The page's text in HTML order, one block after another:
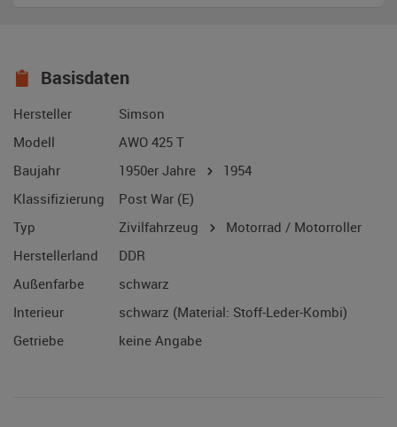
Basisdaten
Hersteller
Simson
Modell
AWO 425 T
Baujahr
1950er Jahre
1954
Klassifizierung
Post War (E)
Typ
Zivilfahrzeug
Motorrad / Motorroller
Herstellerland
DDR
Außenfarbe
schwarz
Interieur
schwarz (Material: Stoff-Leder-Kombi)
Getriebe
keine Angabe